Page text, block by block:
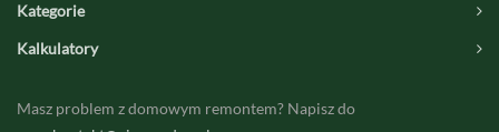
Kategorie
Kalkulatory
Masz problem z domowym remontem? Napisz do